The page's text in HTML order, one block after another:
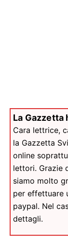
La Gazzetta
Cara lettrice,
la Gazzetta
online
lettori. Grazie
siamo molto
per effettuare
paypal. Nel
dettagli.